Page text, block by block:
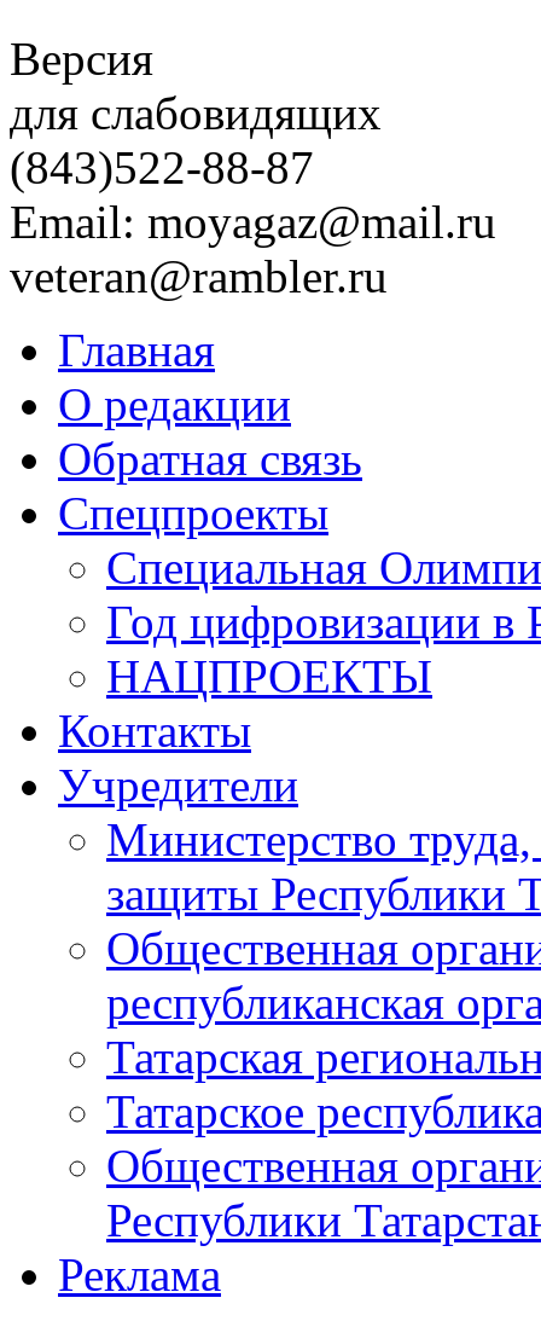
Версия
для слабовидящих
(843)522-88-87
Email: moyagaz@mail.ru
veteran@rambler.ru
Главная
О редакции
Обратная связь
Спецпроекты
Специальная
Год цифровизации в
НАЦПРОЕКТЫ
Контакты
Учредители
Министерство
защиты Республики
Общественная
республиканская
Татарская
Татарское
Общественная
Республики
Реклама